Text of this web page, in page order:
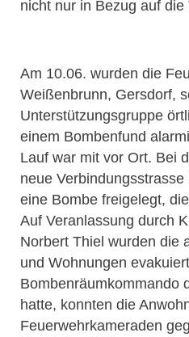
nicht nur in Bezug auf die
Am 10.06. wurden die
Weißenbrunn, Gersdorf,
Unterstützungsgruppe
einem Bombenfund
Lauf war mit vor Ort. Bei
neue
eine Bombe freigelegt,
Auf Veranlassung durch
Norbert Thiel wurden die
und Wohnungen
Bombenräumkommando
hatte, konnten die
Feuerwehrkameraden